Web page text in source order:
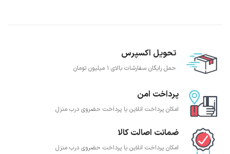
تحویل اکسپرس
حمل رایگان سفارشات بالای 1 میلیون تومان
پرداخت امن
امکان پرداخت انلاین یا پرداخت حضروی درب منزل
ضمانت اصالت کالا
امکان پرداخت انلاین یا پرداخت حضروی درب منزل